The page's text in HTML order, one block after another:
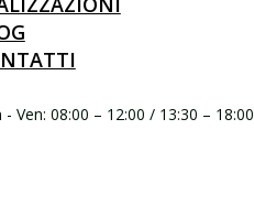
Ven: 08:00 – 12:00 / 13:30 – 18:00